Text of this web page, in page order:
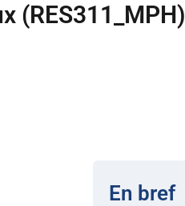
(RES311_MPH)
En bref